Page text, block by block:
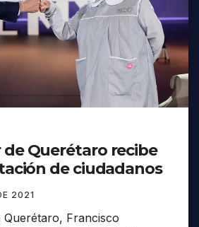
Querétaro recibe
de ciudadanos
2021
Querétaro, Francisco